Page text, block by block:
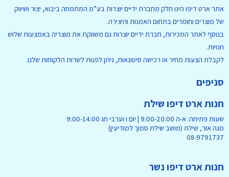
אתר ארט דיפו הינו חלק מחברת ידיים יוצרות בע”מ המתמחה ביבוא, יצור ושיווק
של מוצרים וחומרים בתחום האמנות והיצירה.
בנוסף לאתר המכירות, חברת ידיים יוצרות גם משווקת את מוצריה באמצעות שלוש
חנויות.
לקבלת הצעות מחיר או רכישה סיטונאות, ניתן לפנות לשרות הלקוחות שלנו.
סניפים
חנות ארט דיפו שילת
שעות פתיחה: א-ה 9:00-20:00 | יום ו וערבי חג 9:00-14:00
מגה אור, שילת (מושב שילת סמוך למודיעין)
08-9791737
חנות ארט דיפו נשר